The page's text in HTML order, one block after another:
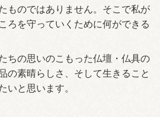
ものではありません。そこで私が
ろを守っていくために何ができる
ちの思いのこもった仏壇・仏具の
の素晴らしさ、そして生きること
いと思います。